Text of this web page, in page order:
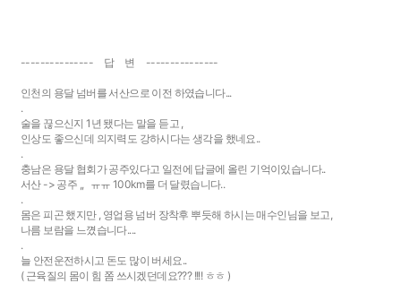
--------------- 답 변 ---------------
인천의 용달 넘버를 서산으로 이전 하였습니다...
.
술을 끊으신지 1년 됐다는 말을 듣고 ,
인상도 좋으신데 의지력도 강하시다는 생각을 했네요..
.
충남은 용달 협회가 공주있다고 일전에 답글에 올린 기억이있습니다..
서산 -> 공주 ,, ㅠㅠ 100km를 더 달렸습니다..
.
몸은 피곤 했지만 , 영업용 넘버 장착후 뿌듯해 하시는 매수인님을 보고,
나름 보람을 느꼈습니다....
.
늘 안전운전하시고 돈도 많이 버세요..
( 근육질의 몸이 힘 쫌 쓰시겠던데요??? !!!! ㅎㅎ )